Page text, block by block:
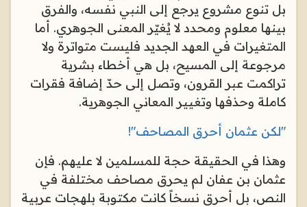
بل تنوع مشروع يرجع إلى النبي نفسه، والفرق
بينها معلوم ومحدد لا يُغيّر المعنى الجوهري. أما
المتغيرات في العهد الجديد فليست متواترة ولا
مرجوعة إلى المسيح، بل هي أخطاء بشرية
تراكمت عبر القرون، وتصل إلى حدّ إضافة فقرات
كاملة وحذفها وتغيير المعاني الجوهرية.
"لكن عثمان أحرق المصاحف!"
وهذا في الحقيقة حجة للمسلمين لا عليهم. فإن
عثمان بن عفان لم يحرق مصاحف مختلفة في
النص، بل أحرق نسخاً كانت مكتوبة بلهجات عربية